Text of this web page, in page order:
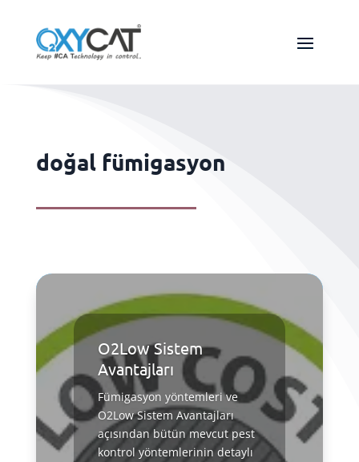
doğal fümigasyon
O2Low Sistem
Avantajları
Fümigasyon yöntemleri ve
O2Low Sistem Avantajları
açısından bütün mevcut pest
kontrol yöntemlerinin detaylı